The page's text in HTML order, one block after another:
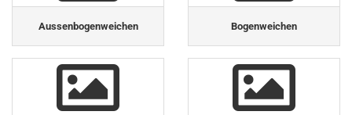
Aussenbogenweichen Bogenweichen